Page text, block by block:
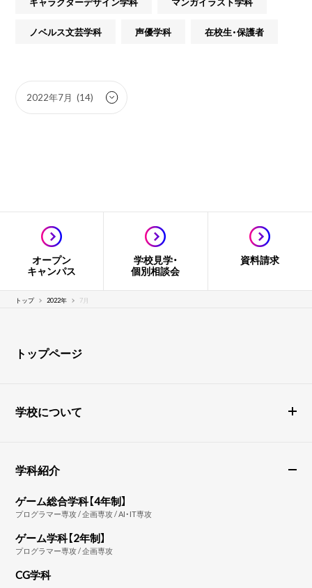
ノベルス文芸学科 声優学科 在校生・保護者
オープン
キャンパス
学校見学・
個別相談会
資料請求
トップ 2022年 7月
トップページ
学校について
学科紹介
ゲーム総合学科【4年制】
プログラマー専攻 / 企画専攻 / AI・IT専攻
ゲーム学科【2年制】
プログラマー専攻 / 企画専攻
CG学科